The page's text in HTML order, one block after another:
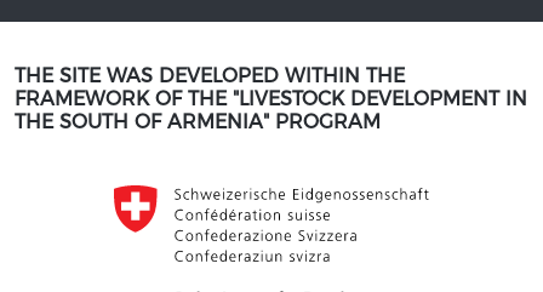
THE SITE WAS DEVELOPED WITHIN THE
FRAMEWORK OF THE "LIVESTOCK DEVELOPMENT IN
THE SOUTH OF ARMENIA" PROGRAM